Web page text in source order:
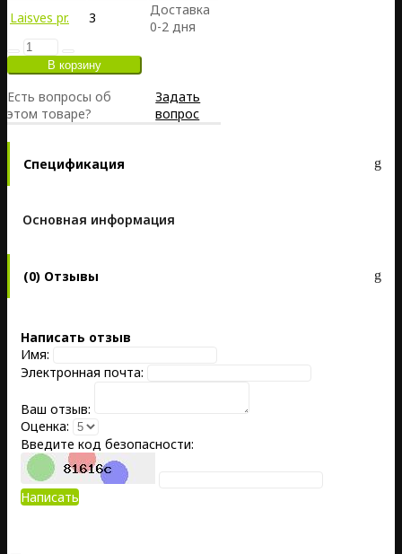
Laisves pr. 3
Доставка
0-2 дня
Есть вопросы об
этом товаре?
Задать
вопрос
Спецификация
Основная информация
(0) Отзывы
Написать отзыв
Имя:
Электронная почта:
Ваш отзыв:
Оценка:
Введите код безопасности:
Написать